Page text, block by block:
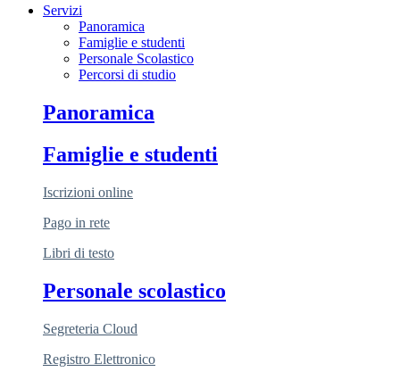
Servizi
Panoramica
Famiglie e studenti
Personale Scolastico
Percorsi di studio
Panoramica
Famiglie e studenti
Iscrizioni online
Pago in rete
Libri di testo
Personale scolastico
Segreteria Cloud
Registro Elettronico